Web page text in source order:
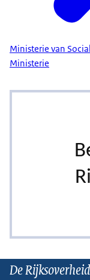
Ministerie van
Ministerie
De